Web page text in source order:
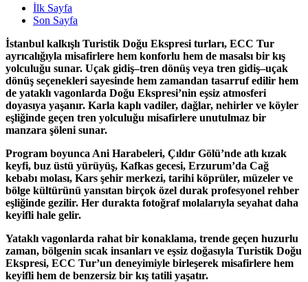
İlk Sayfa
Son Sayfa
İstanbul kalkışlı Turistik Doğu Ekspresi turları, ECC Tur
ayrıcalığıyla misafirlere hem konforlu hem de masalsı bir kış
yolculuğu sunar. Uçak gidiş–tren dönüş veya tren gidiş–uçak
dönüş seçenekleri sayesinde hem zamandan tasarruf edilir hem
de yataklı vagonlarda Doğu Ekspresi’nin eşsiz atmosferi
doyasıya yaşanır. Karla kaplı vadiler, dağlar, nehirler ve köyler
eşliğinde geçen tren yolculuğu misafirlere unutulmaz bir
manzara şöleni sunar.
Program boyunca Ani Harabeleri, Çıldır Gölü’nde atlı kızak
keyfi, buz üstü yürüyüş, Kafkas gecesi, Erzurum’da Cağ
kebabı molası, Kars şehir merkezi, tarihi köprüler, müzeler ve
bölge kültürünü yansıtan birçok özel durak profesyonel rehber
eşliğinde gezilir. Her durakta fotoğraf molalarıyla seyahat daha
keyifli hale gelir.
Yataklı vagonlarda rahat bir konaklama, trende geçen huzurlu
zaman, bölgenin sıcak insanları ve eşsiz doğasıyla Turistik Doğu
Ekspresi, ECC Tur’un deneyimiyle birleşerek misafirlere hem
keyifli hem de benzersiz bir kış tatili yaşatır.